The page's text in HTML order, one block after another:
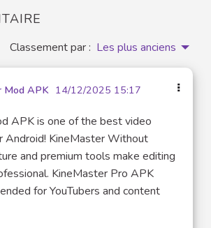
Classement par : Les plus anciens
Mod APK 14/12/2025 15:17
APK is one of the best video
Android! KineMaster Without
and premium tools make editing
KineMaster Pro APK
for YouTubers and content